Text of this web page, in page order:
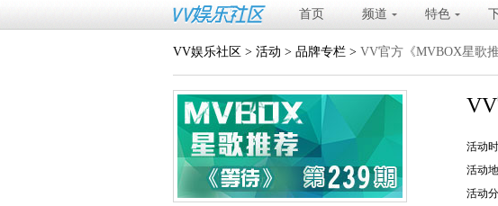
首页 频道 特色
VV娱乐社区 > 活动 > 品牌专栏 > VV官方《MVBOX星歌
活动
活动
活动